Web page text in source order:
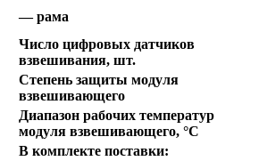
— рама
Число цифровых датчиков
взвешивания, шт.
Степень защиты модуля
взвешивающего
Диапазон рабочих температур
модуля взвешивающего, °С
В комплекте поставки: